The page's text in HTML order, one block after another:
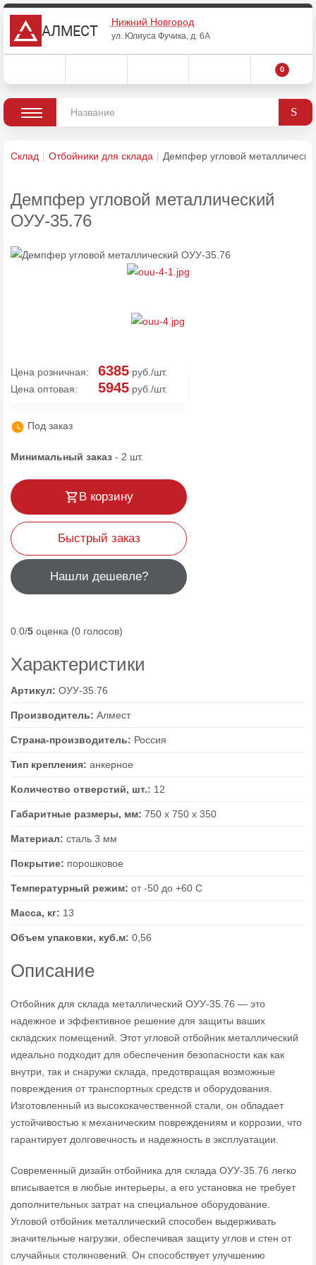
АЛМЕСТ
Нижний Новгород
ул. Юлиуса Фучика, д. 6А
0
Склад Отбойники для склада Демпфер угловой
Демпфер угловой металлический
ОУУ-35.76
Цена розничная: 6385 руб./шт.
Цена оптовая:
5945 руб./шт.
Под заказ
Минимальный заказ - 2 шт.
В корзину
Быстрый заказ
Нашли дешевле?
0.0/5 оценка (0 голосов)
Характеристики
Артикул: ОУУ-35.76
Производитель: Алмест
Страна-производитель: Россия
Тип крепления: анкерное
Количество отверстий, шт.: 12
Габаритные размеры, мм: 750 х 750 х 350
Материал: сталь 3 мм
Покрытие: порошковое
Температурный режим: от -50 до +60 С
Масса, кг: 13
Объем упаковки, куб.м: 0,56
Описание
Отбойник для склада металлический ОУУ-35.76 — это
надежное и эффективное решение для защиты ваших
складских помещений. Этот угловой отбойник металлический
идеально подходит для обеспечения безопасности как как
внутри, так и снаружи склада, предотвращая возможные
повреждения от транспортных средств и оборудования.
Изготовленный из высококачественной стали, он обладает
устойчивостью к механическим повреждениям и коррозии, что
гарантирует долговечность и надежность в эксплуатации.
Современный дизайн отбойника для склада ОУУ-35.76 легко
вписывается в любые интерьеры, а его установка не требует
дополнительных затрат на специальное оборудование.
Угловой отбойник металлический способен выдерживать
значительные нагрузки, обеспечивая защиту углов и стен от
случайных столкновений. Он способствует улучшению